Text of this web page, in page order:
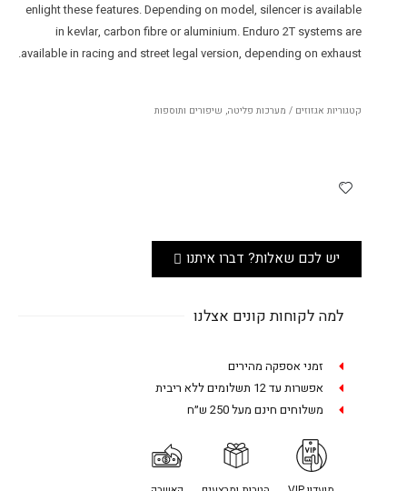
enlight these features. Depending on model, silencer is available
in kevlar, carbon fibre or aluminium. Enduro 2T systems are
available in racing and street legal version, depending on exhaust.
קטגוריות אגזוזים / מערכות פליטה, שיפורים ותוספות
יש לכם שאלות? דברו איתנו
למה לקוחות קונים אצלנו
זמני אספקה מהירים
אפשרות עד 12 תשלומים ללא ריבית
משלוחים חינם מעל 250 ש״ח